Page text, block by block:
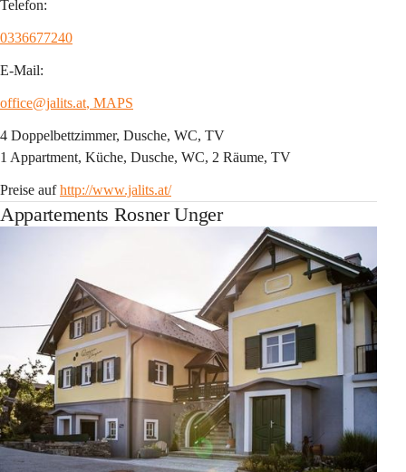
Telefon:
0336677240
E-Mail:
office@jalits.at, MAPS
4 Doppelbettzimmer, Dusche, WC, TV
1 Appartment, Küche, Dusche, WC, 2 Räume, TV
Preise auf http://www.jalits.at/
Appartements Rosner Unger